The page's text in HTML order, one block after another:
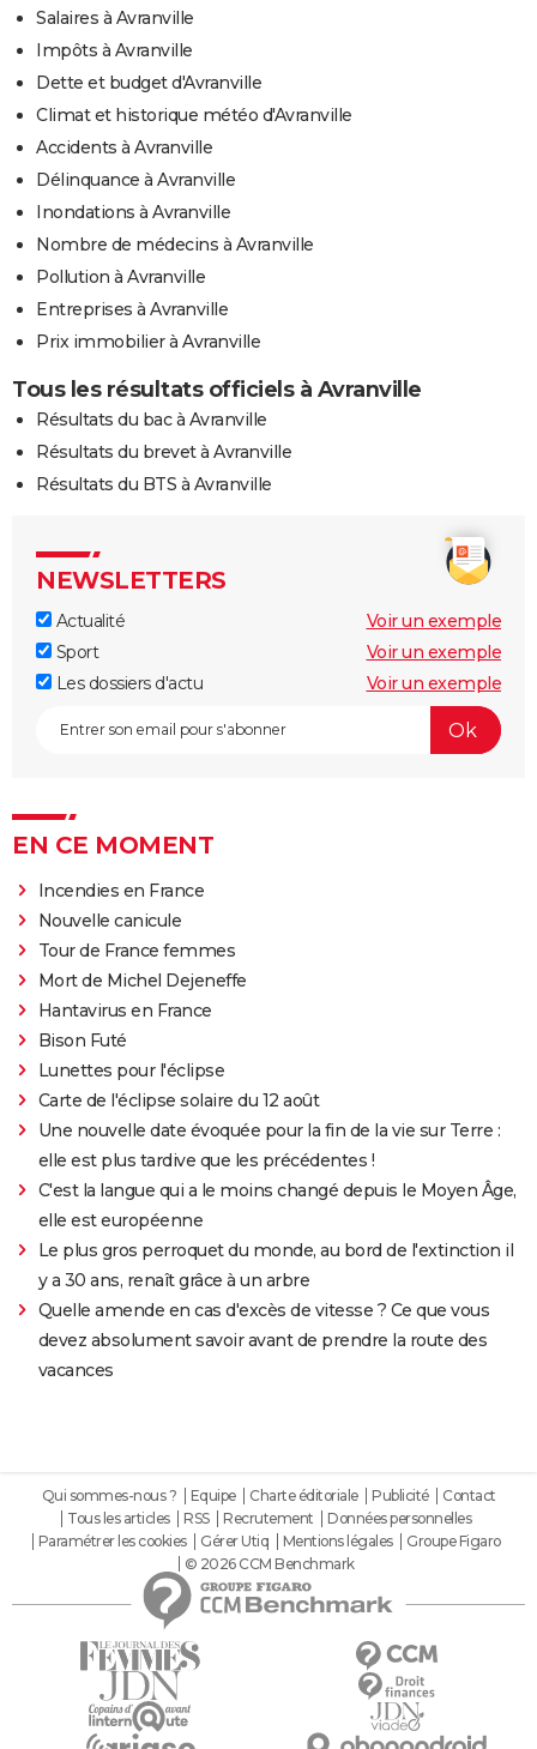
Salaires à Avranville
Impôts à Avranville
Dette et budget d'Avranville
Climat et historique météo d'Avranville
Accidents à Avranville
Délinquance à Avranville
Inondations à Avranville
Nombre de médecins à Avranville
Pollution à Avranville
Entreprises à Avranville
Prix immobilier à Avranville
Tous les résultats officiels à Avranville
Résultats du bac à Avranville
Résultats du brevet à Avranville
Résultats du BTS à Avranville
NEWSLETTERS
Actualité
Voir un exemple
Sport
Voir un exemple
Les dossiers d'actu
Voir un exemple
EN CE MOMENT
Incendies en France
Nouvelle canicule
Tour de France femmes
Mort de Michel Dejeneffe
Hantavirus en France
Bison Futé
Lunettes pour l'éclipse
Carte de l'éclipse solaire du 12 août
Une nouvelle date évoquée pour la fin de la vie sur Terre :
elle est plus tardive que les précédentes !
C'est la langue qui a le moins changé depuis le Moyen Âge,
elle est européenne
Le plus gros perroquet du monde, au bord de l'extinction il
y a 30 ans, renaît grâce à un arbre
Quelle amende en cas d'excès de vitesse ? Ce que vous
devez absolument savoir avant de prendre la route des
vacances
Qui sommes-nous ? Equipe Charte éditoriale Publicité
Contact
Tous les articles
RSS Recrutement
Données personnelles
Paramétrer les cookies
Gérer Utiq Mentions légales
Groupe Figaro
© 2026 CCM Benchmark